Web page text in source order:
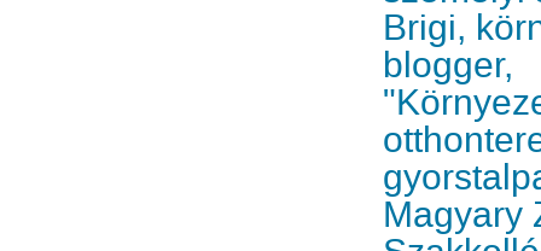
Brigi,
blogger,
Magyary